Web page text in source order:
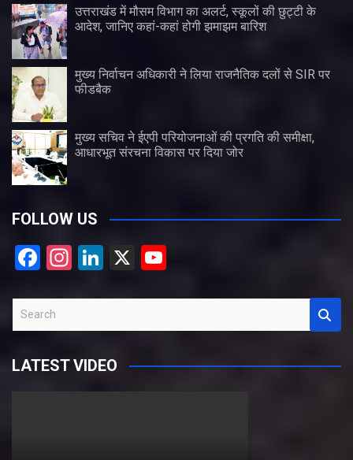
उत्तराखंड में मौसम विभाग का अलर्ट, स्कूलों की छुट्टी के
आदेश, जानिए कहां-कहां होगी झमाझम बारिश
मुख्य निर्वाचन अधिकारी ने लिया राजनैतिक दलों से SIR पर
फीडबैक
मुख्य सचिव ने ईएपी परियोजनाओं की प्रगति की समीक्षा,
आधारभूत संरचना विकास पर दिया जोर
FOLLOW US
F
ce
b
o
In
a
gr
a
m
Li
ke
dI
n
X
u
T
u
rLATEST VIDEO